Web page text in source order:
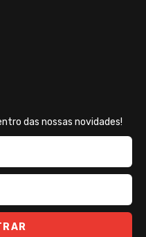
das nossas novidades!